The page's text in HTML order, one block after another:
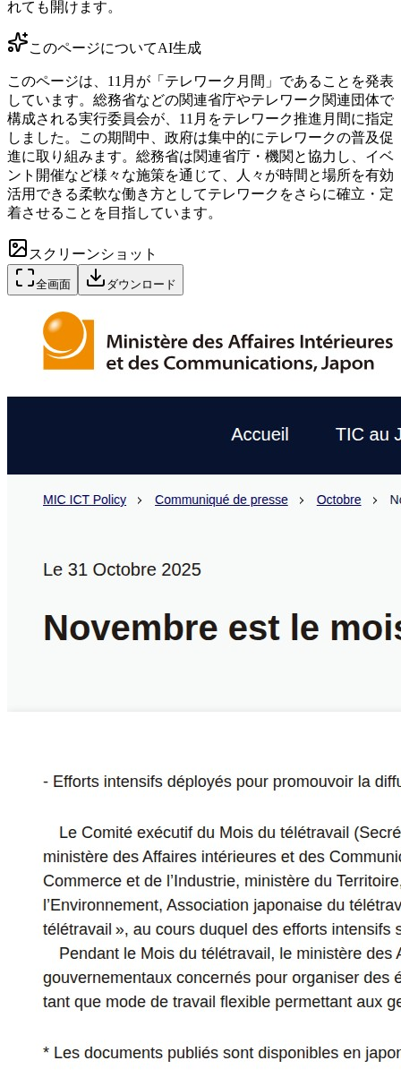
れても開けます。
このページについてAI生成
このページは、11月が「テレワーク月間」であることを発表
しています。総務省などの関連省庁やテレワーク関連団体で
構成される実行委員会が、11月をテレワーク推進月間に指定
しました。この期間中、政府は集中的にテレワークの普及促
進に取り組みます。総務省は関連省庁・機関と協力し、イベ
ント開催など様々な施策を通じて、人々が時間と場所を有効
活用できる柔軟な働き方としてテレワークをさらに確立・定
着させることを目指しています。
スクリーンショット
全画面 ダウンロード